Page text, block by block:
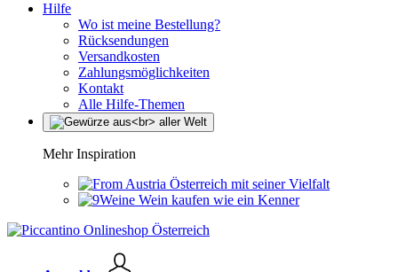
Hilfe
Wo ist meine Bestellung?
Rücksendungen
Versandkosten
Zahlungsmöglichkeiten
Kontakt
Alle Hilfe-Themen
Mehr Inspiration
Österreich mit seiner Vielfalt
Wein kaufen wie ein Kenner